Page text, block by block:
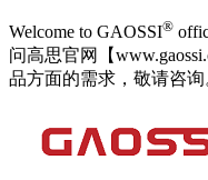
Welcome to GAOSSI®
问高思官网【
品方面的需求，敬请咨询